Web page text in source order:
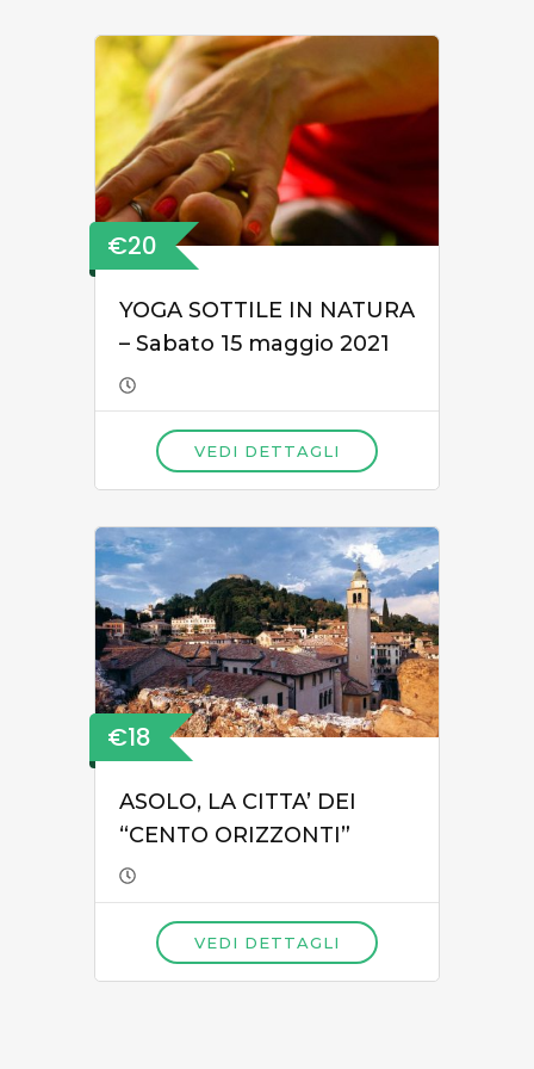
€20
YOGA SOTTILE IN NATURA
– Sabato 15 maggio 2021
VEDI DETTAGLI
€18
ASOLO, LA CITTA’ DEI
“CENTO ORIZZONTI”
VEDI DETTAGLI